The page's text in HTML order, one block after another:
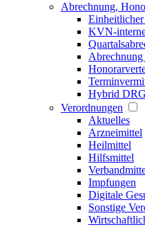
Abrechnung,
KVN-
Abrechnung
Hybrid DRG
Verordnungen
Aktuelles
Arzneimittel
Heilmittel
Hilfsmittel
Impfungen
Digitale
Sonstige